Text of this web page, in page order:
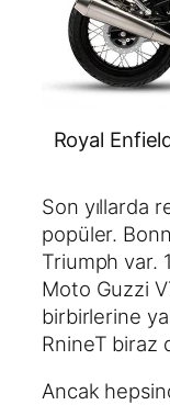
Royal
Son yıllarda
popüler.
Triumph var.
Moto Guzzi
birbirlerine
RnineT biraz
Ancak